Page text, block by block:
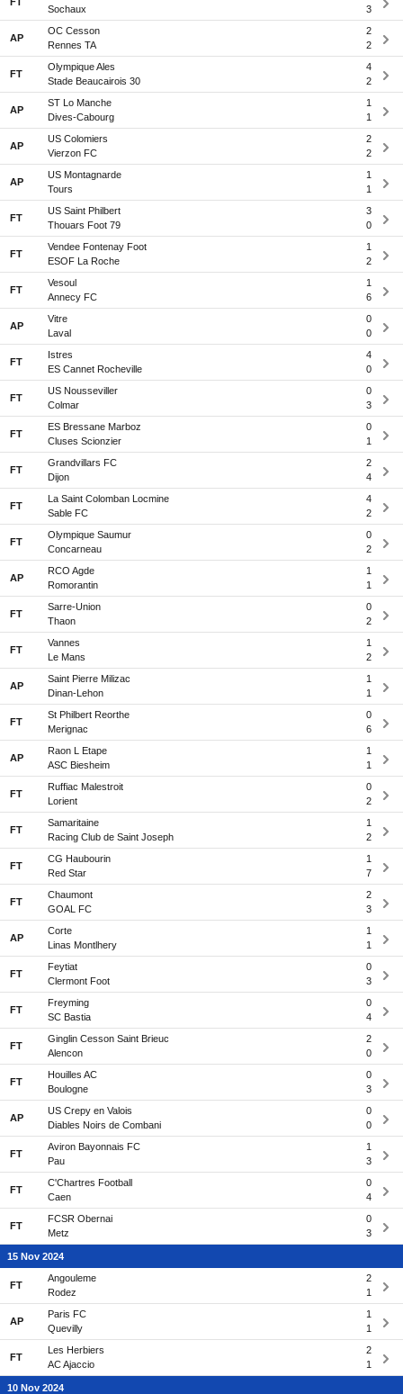
Sochaux 3
AP
OC Cesson
2
Rennes TA
2
FT
Olympique Ales
4
Stade Beaucairois 30
2
AP
ST Lo Manche
1
Dives-Cabourg
1
AP
US Colomiers
2
Vierzon FC
2
AP
US Montagnarde
1
Tours
1
FT
US Saint Philbert
3
Thouars Foot 79
0
FT
Vendee Fontenay Foot
1
ESOF La Roche
2
FT
Vesoul
1
Annecy FC
6
AP
Vitre
0
Laval
0
FT
Istres
4
ES Cannet Rocheville
0
FT
US Nousseviller
0
Colmar
3
FT
ES Bressane Marboz
0
Cluses Scionzier
1
FT
Grandvillars FC
2
Dijon
4
FT
La Saint Colomban Locmine
4
Sable FC
2
FT
Olympique Saumur
0
Concarneau
2
AP
RCO Agde
1
Romorantin
1
FT
Sarre-Union
0
Thaon
2
FT
Vannes
1
Le Mans
2
AP
Saint Pierre Milizac
1
Dinan-Lehon
1
FT
St Philbert Reorthe
0
Merignac
6
AP
Raon L Etape
1
ASC Biesheim
1
FT
Ruffiac Malestroit
0
Lorient
2
FT
Samaritaine
1
Racing Club de Saint Joseph
2
FT
CG Haubourin
1
Red Star
7
FT
Chaumont
2
GOAL FC
3
AP
Corte
1
Linas Montlhery
1
FT
Feytiat
0
Clermont Foot
3
FT
Freyming
0
SC Bastia
4
FT
Ginglin Cesson Saint Brieuc
2
Alencon
0
FT
Houilles AC
0
Boulogne
3
AP
US Crepy en Valois
0
Diables Noirs de Combani
0
FT
Aviron Bayonnais FC
1
Pau
3
FT
C'Chartres Football
0
Caen
4
FT
FCSR Obernai
0
Metz
3
15 Nov 2024
FT
Angouleme
2
Rodez
1
AP
Paris FC
1
Quevilly
1
FT
Les Herbiers
2
AC Ajaccio
1
10 Nov 2024